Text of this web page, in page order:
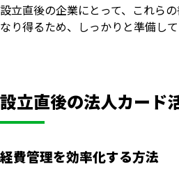
設立直後の企業にとって、これら
なり得るため、しっかりと準備して
設立直後の法人カード
経費管理を効率化する方法